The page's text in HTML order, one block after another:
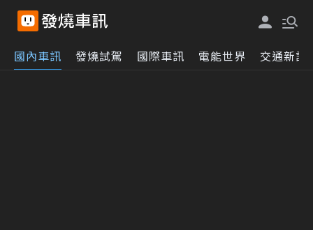
國內車訊 發燒試駕 國際車訊 電能世界 交通新訊